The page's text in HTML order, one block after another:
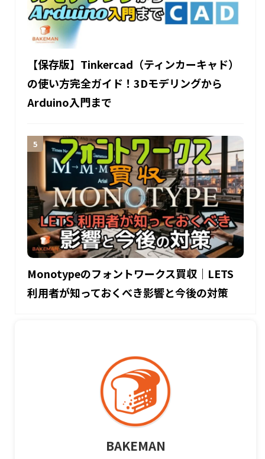
【保存版】Tinkercad（ティンカーキャド）
の使い方完全ガイド！3Dモデリングから
Arduino入門まで
Monotypeのフォントワークス買収｜LETS
利用者が知っておくべき影響と今後の対策
BAKEMAN